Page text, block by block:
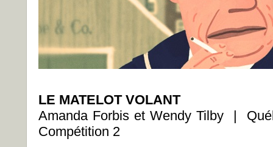
LE MATELOT VOLANT
Amanda Forbis et Wendy Tilby |
Compétition 2